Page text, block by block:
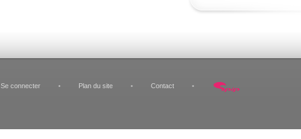
Se connecter • Plan du site • Contact •